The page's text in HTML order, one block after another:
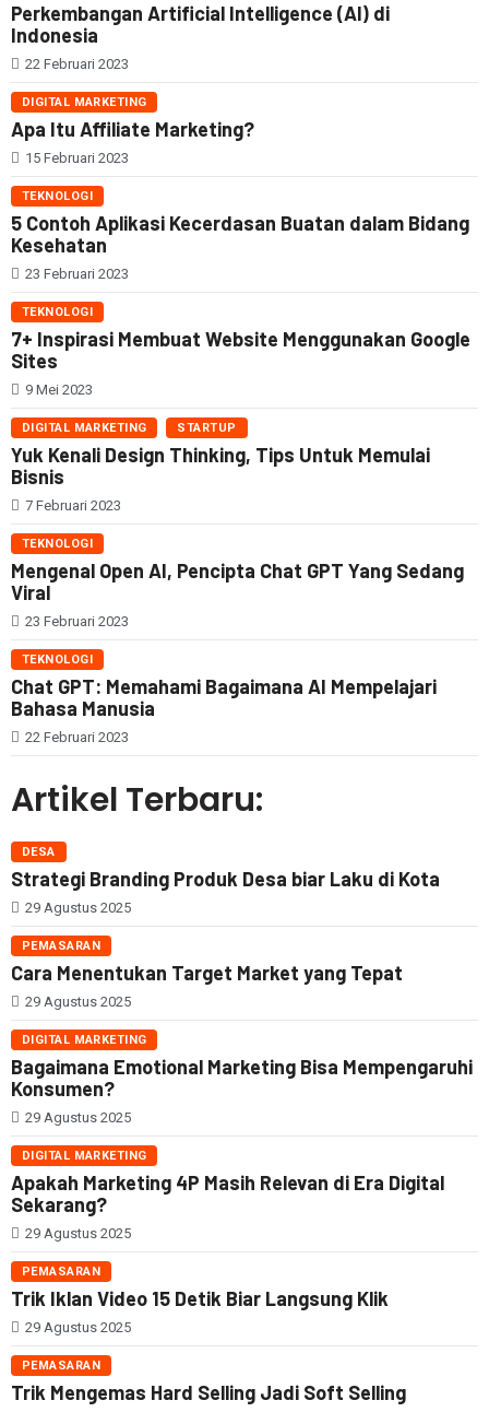
Perkembangan Artificial Intelligence (AI) di
Indonesia
22 Februari 2023
DIGITAL MARKETING
Apa Itu Affiliate Marketing?
15 Februari 2023
TEKNOLOGI
5 Contoh Aplikasi Kecerdasan Buatan dalam Bidang
Kesehatan
23 Februari 2023
TEKNOLOGI
7+ Inspirasi Membuat Website Menggunakan Google
Sites
9 Mei 2023
DIGITAL MARKETING STARTUP
Yuk Kenali Design Thinking, Tips Untuk Memulai
Bisnis
7 Februari 2023
TEKNOLOGI
Mengenal Open AI, Pencipta Chat GPT Yang Sedang
Viral
23 Februari 2023
TEKNOLOGI
Chat GPT: Memahami Bagaimana AI Mempelajari
Bahasa Manusia
22 Februari 2023
Artikel Terbaru:
DESA
Strategi Branding Produk Desa biar Laku di Kota
29 Agustus 2025
PEMASARAN
Cara Menentukan Target Market yang Tepat
29 Agustus 2025
DIGITAL MARKETING
Bagaimana Emotional Marketing Bisa Mempengaruhi
Konsumen?
29 Agustus 2025
DIGITAL MARKETING
Apakah Marketing 4P Masih Relevan di Era Digital
Sekarang?
29 Agustus 2025
PEMASARAN
Trik Iklan Video 15 Detik Biar Langsung Klik
29 Agustus 2025
PEMASARAN
Trik Mengemas Hard Selling Jadi Soft Selling